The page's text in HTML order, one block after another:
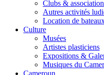
Clubs &
Autres activités
Location de
Culture
Musées
Artistes plasticiens
Expositions &
Musiques du
Cameroun